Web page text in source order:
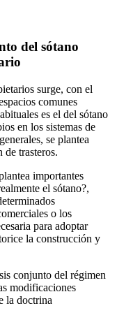
del sótano
surge, con el
comunes
es el del sótano
en los sistemas de
se plantea
trasteros.
importantes
el sótano?,
o los
para adoptar
la construcción y
conjunto del régimen
modificaciones
la doctrina